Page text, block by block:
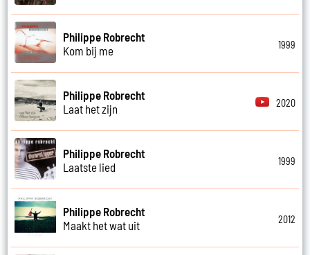
Philippe Robrecht
Kom bij me
1999
Philippe Robrecht
Laat het zijn
2020
Philippe Robrecht
Laatste lied
1999
Philippe Robrecht
Maakt het wat uit
2012